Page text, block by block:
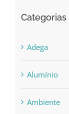
Categorias
Adega
Alumínio
Ambiente